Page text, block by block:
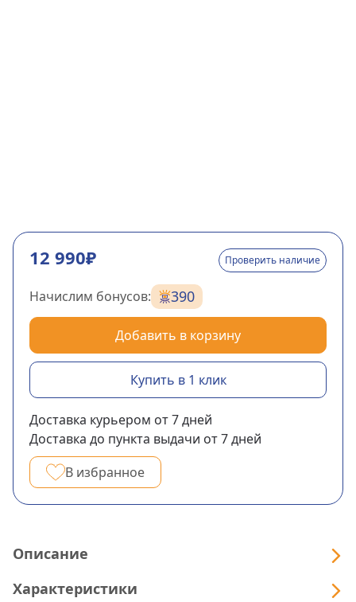
12 990₽ Проверить наличие
Начислим бонусов: 390
Добавить в корзину
Купить в 1 клик
Доставка курьером от 7дней
Доставка до пункта выдачи от 7дней
В избранное
Описание
Характеристики